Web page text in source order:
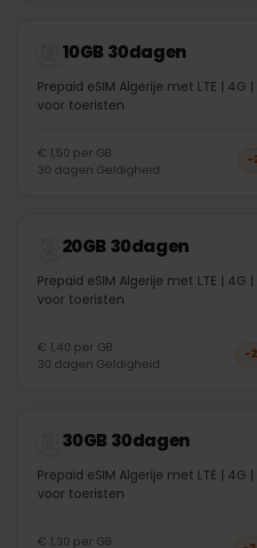
10GB 30dagen
Prepaid eSIM Algerije met LTE | 4G
voor toeristen
€ 1,50 per GB
30 dagen Geldigheid
−
20GB 30dagen
Prepaid eSIM Algerije met LTE | 4G
voor toeristen
€ 1,40 per GB
30 dagen Geldigheid
−
30GB 30dagen
Prepaid eSIM Algerije met LTE | 4G
voor toeristen
€ 1,30 per GB